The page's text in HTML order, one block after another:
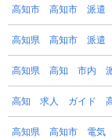
高知市 高知市 派遣
高知県 高知市 派遣
高知県 高知 市内
高知 求人 ガイド
高知県 高知市 電気